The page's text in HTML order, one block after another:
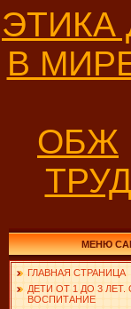
В
ОБЖ
ТРУД
МЕНЮ
ГЛАВНАЯ СТРАНИЦА
ДЕТИ ОТ 1 ДО 3 ЛЕТ.
ВОСПИТАНИЕ